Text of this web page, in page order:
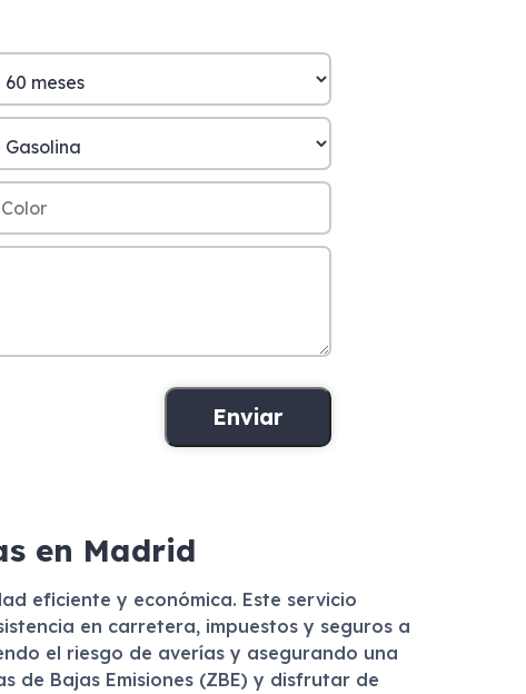
en Madrid
eficiente y económica. Este servicio
en carretera, impuestos y seguros a
el riesgo de averías y asegurando una
de Bajas Emisiones (ZBE) y disfrutar de